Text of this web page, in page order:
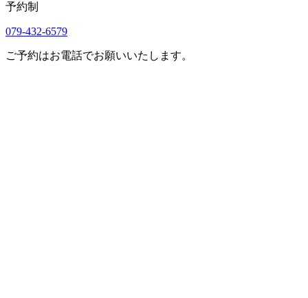
予約制
079-432-6579
ご予約はお電話でお願いいたします。